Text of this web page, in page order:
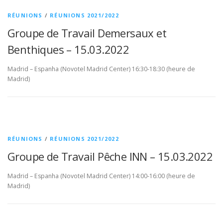
RÉUNIONS / RÉUNIONS 2021/2022
Groupe de Travail Demersaux et
Benthiques – 15.03.2022
Madrid – Espanha (Novotel Madrid Center) 16:30-18:30 (heure de
Madrid)
RÉUNIONS / RÉUNIONS 2021/2022
Groupe de Travail Pêche INN – 15.03.2022
Madrid – Espanha (Novotel Madrid Center) 14:00-16:00 (heure de
Madrid)